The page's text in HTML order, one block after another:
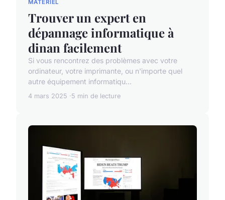
MATÉRIEL
Trouver un expert en
dépannage informatique à
dinan facilement
Si vous rencontrez des problèmes avec votre
ordinateur, votre imprimante, ou n'importe quel
autre équipement informatiqu...
4 mars 2025 5 min de lecture